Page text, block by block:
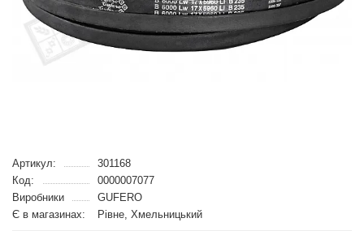
Артикул:
301168
Код:
0000007077
Виробники
GUFERO
Є в магазинах:
Рівне, Хмельницький